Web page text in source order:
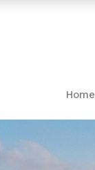
Home